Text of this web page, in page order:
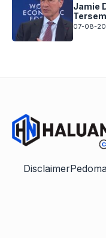
Jamie
07-08-
Disclaimer